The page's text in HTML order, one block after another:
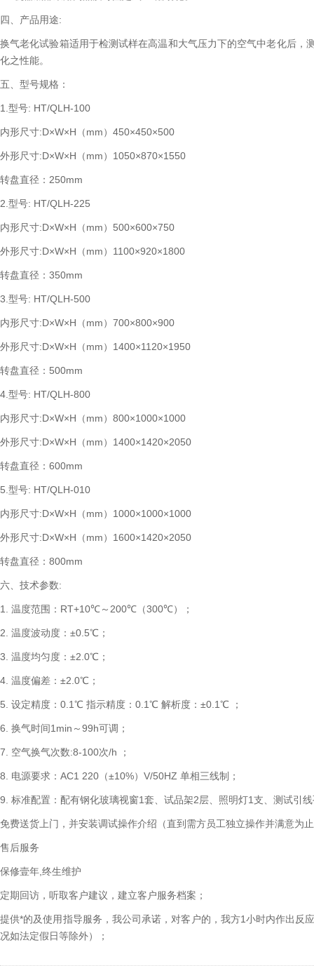
四、产品用途:
换气老化试验箱适用于检测试样在高温和大气压力下的空气中老化后
化之性能。
五、型号规格：
1.型号: HT/QLH-100
内形尺寸:D×W×H（mm）450×450×500
外形尺寸:D×W×H（mm）1050×870×1550
转盘直径：250mm
2.型号: HT/QLH-225
内形尺寸:D×W×H（mm）500×600×750
外形尺寸:D×W×H（mm）1100×920×1800
转盘直径：350mm
3.型号: HT/QLH-500
内形尺寸:D×W×H（mm）700×800×900
外形尺寸:D×W×H（mm）1400×1120×1950
转盘直径：500mm
4.型号: HT/QLH-800
内形尺寸:D×W×H（mm）800×1000×1000
外形尺寸:D×W×H（mm）1400×1420×2050
转盘直径：600mm
5.型号: HT/QLH-010
内形尺寸:D×W×H（mm）1000×1000×1000
外形尺寸:D×W×H（mm）1600×1420×2050
转盘直径：800mm
六、技术参数:
1. 温度范围：RT+10℃～200℃（300℃）；
2. 温度波动度：±0.5℃；
3. 温度均匀度：±2.0℃；
4. 温度偏差：±2.0℃；
5. 设定精度：0.1℃ 指示精度：0.1℃ 解析度：±0.1℃ ；
6. 换气时间1min～99h可调；
7. 空气换气次数:8-100次/h ；
8. 电源要求：AC1 220（±10%）V/50HZ 单相三线制；
9. 标准配置：配有钢化玻璃视窗1套、试品架2层、照明灯1支、测试引
免费送货上门，并安装调试操作介绍（直到需方员工独立操作并满意为
售后服务
保修壹年,终生维护
定期回访，听取客户建议，建立客户服务档案；
提供*的及使用指导服务，我公司承诺，对客户的，我方1小时内作出
况如法定假日等除外）；